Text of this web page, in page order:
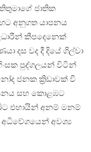
ජාතික
අනුගත යාපනය
කීපදෙනෙක්
දස වද දී දියේ ගිල්වා
පුද්ගලයන් විටින්
ජනක ක්‍රිඩාවක් වී
සහ කොළඹට
එහායින් අනම් මනම්
අවශ්‍ය